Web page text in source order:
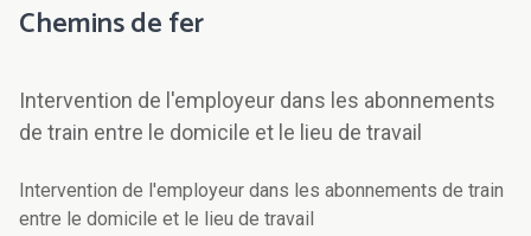
Chemins de fer
Intervention de l'employeur dans les abonnements
de train entre le domicile et le lieu de travail
Intervention de l'employeur dans les abonnements de train
entre le domicile et le lieu de travail